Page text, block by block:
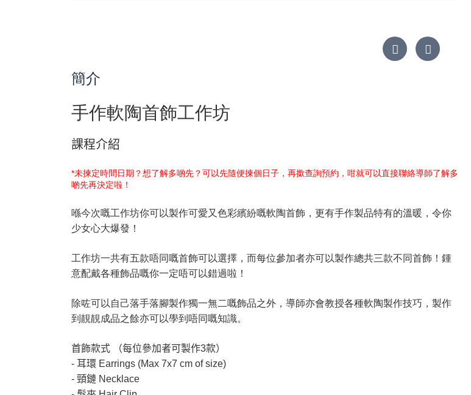
簡介
手作軟陶首飾工作坊
課程介紹
*未揀定時間日期？想了解多啲先？可以先隨便揀個日子，再撳查詢預約，咁就可以直接聯絡導師了解多
啲先再決定啦！
喺今次嘅工作坊你可以製作可愛又色彩繽紛嘅軟陶首飾，更有手作製品特有的溫暖，令你
少女心大爆發！
工作坊一共有五款唔同嘅首飾可以選擇，而每位參加者亦可以製作總共三款不同首飾！鍾
意配戴各種飾品嘅你一定唔可以錯過啦！
除咗可以自己落手落腳製作獨一無二嘅飾品之外，導師亦會教授各種軟陶製作技巧，製作
到靚靚成品之餘亦可以學到唔同嘅知識。
首飾款式 （每位參加者可製作3款）
- 耳環 Earrings (Max 7x7 cm of size)
- 頸鏈 Necklace